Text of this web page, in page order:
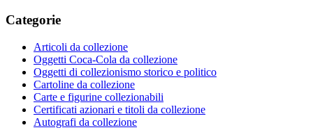
Categorie
Articoli da collezione
Oggetti Coca-Cola da collezione
Oggetti di collezionismo storico e politico
Cartoline da collezione
Carte e figurine collezionabili
Certificati azionari e titoli da collezione
Autografi da collezione